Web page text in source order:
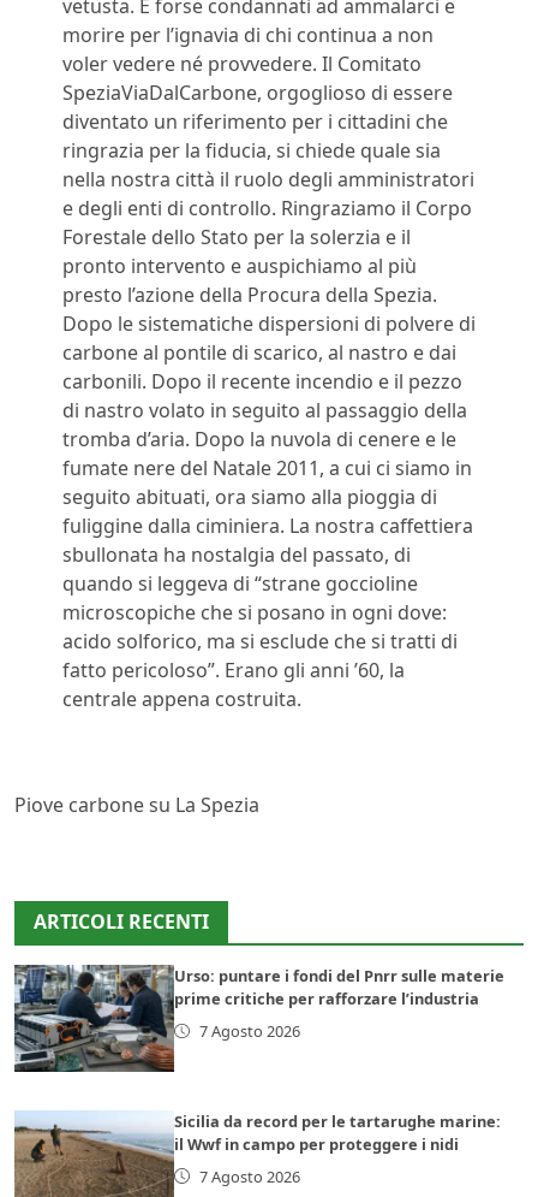
vetusta. E forse condannati ad ammalarci e
morire per l’ignavia di chi continua a non
voler vedere né provvedere. Il Comitato
SpeziaViaDalCarbone, orgoglioso di essere
diventato un riferimento per i cittadini che
ringrazia per la fiducia, si chiede quale sia
nella nostra città il ruolo degli amministratori
e degli enti di controllo. Ringraziamo il Corpo
Forestale dello Stato per la solerzia e il
pronto intervento e auspichiamo al più
presto l’azione della Procura della Spezia.
Dopo le sistematiche dispersioni di polvere di
carbone al pontile di scarico, al nastro e dai
carbonili. Dopo il recente incendio e il pezzo
di nastro volato in seguito al passaggio della
tromba d’aria. Dopo la nuvola di cenere e le
fumate nere del Natale 2011, a cui ci siamo in
seguito abituati, ora siamo alla pioggia di
fuliggine dalla ciminiera. La nostra caffettiera
sbullonata ha nostalgia del passato, di
quando si leggeva di “strane goccioline
microscopiche che si posano in ogni dove:
acido solforico, ma si esclude che si tratti di
fatto pericoloso”. Erano gli anni ’60, la
centrale appena costruita.
Piove carbone su La Spezia
ARTICOLI RECENTI
Urso: puntare i fondi del Pnrr sulle materie
prime critiche per rafforzare l’industria
7 Agosto 2026
Sicilia da record per le tartarughe marine:
il Wwf in campo per proteggere i nidi
7 Agosto 2026